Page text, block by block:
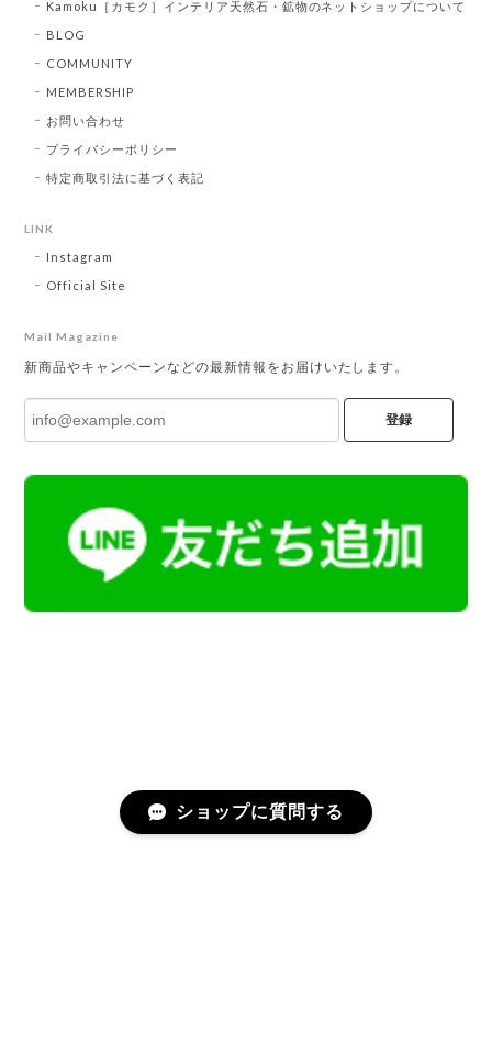
Kamoku［カモク］インテリア天然石・鉱物のネットショップについて
BLOG
COMMUNITY
MEMBERSHIP
お問い合わせ
プライバシーポリシー
特定商取引法に基づく表記
LINK
Instagram
Official Site
Mail Magazine
新商品やキャンペーンなどの最新情報をお届けいたします。
登録
ショップに質問する